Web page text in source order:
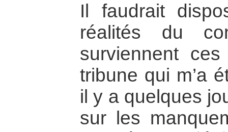
Il faudrait
réalités du
surviennent
tribune qui m’a
il y a quelques
sur les